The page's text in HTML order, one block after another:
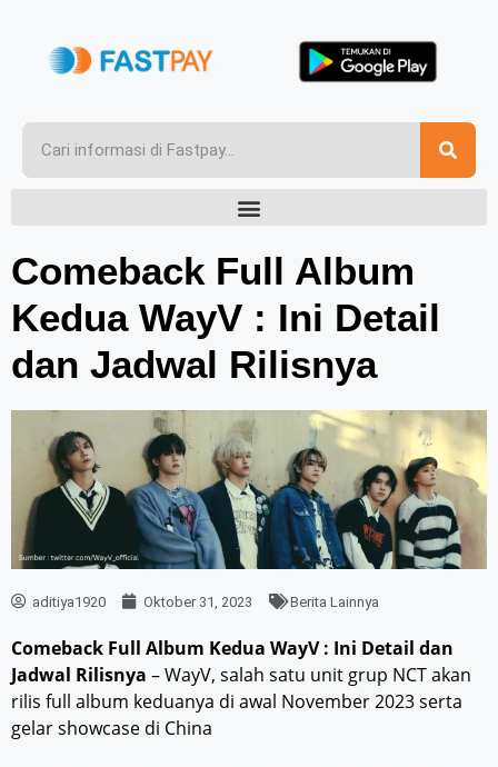
Comeback Full Album
Kedua WayV : Ini Detail
dan Jadwal Rilisnya
aditiya1920 Oktober 31, 2023 Berita Lainnya
Comeback Full Album Kedua WayV : Ini Detail dan
Jadwal Rilisnya – WayV, salah satu unit grup NCT akan
rilis full album keduanya di awal November 2023 serta
gelar showcase di China